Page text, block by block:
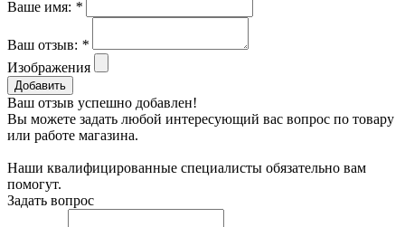
Ваше имя: *
Ваш отзыв: *
Изображения
Добавить
Ваш отзыв успешно добавлен!
Вы можете задать любой интересующий вас вопрос по товару
или работе магазина.
Наши квалифицированные специалисты обязательно вам
помогут.
Задать вопрос